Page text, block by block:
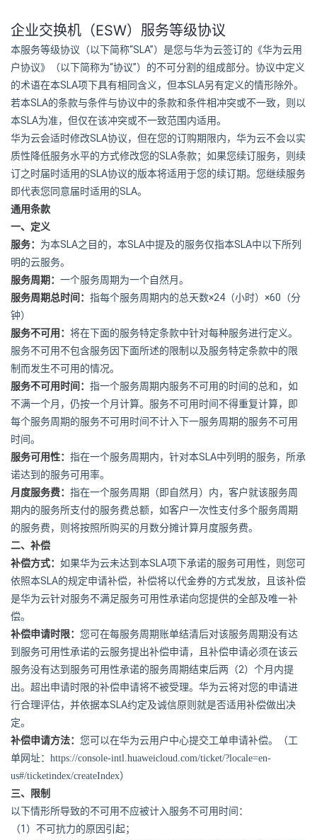
企业交换机（ESW）服务等级协议
本服务等级协议（以下简称“SLA”）是您与华为云签订的《华为云用
户协议》（以下简称为“协议”）的不可分割的组成部分。协议中定义
的术语在本SLA项下具有相同含义，但本SLA另有定义的情形除外。
若本SLA的条款与条件与协议中的条款和条件相冲突或不一致，则以
本SLA为准，但仅在该冲突或不一致范围内适用。
华为云会适时修改SLA协议，但在您的订购期限内，华为云不会以实
质性降低服务水平的方式修改您的SLA条款；如果您续订服务，则续
订之时届时适用的SLA协议的版本将适用于您的续订期。您继续服务
即代表您同意届时适用的SLA。
通用条款
一、定义
服务： 为本SLA之目的，本SLA中提及的服务仅指本SLA中以下所列
明的云服务。
服务周期： 一个服务周期为一个自然月。
服务周期总时间： 指每个服务周期内的总天数×24 （小时） ×60 （分
钟）
服务不可用： 将在下面的服务特定条款中针对每种服务进行定义。
服务不可用不包含服务因下面所述的限制以及服务特定条款中的限
制而发生不可用的情况。
服务不可用时间： 指一个服务周期内服务不可用的时间的总和，如
不满一个月，仍按一个月计算。服务不可用时间不得重复计算，即
每个服务周期的服务不可用时间不计入下一服务周期的服务不可用
时间。
服务可用性： 指在一个服务周期内，针对本SLA中列明的服务，所承
诺达到的服务可用率。
月度服务费： 指在一个服务周期（即自然月）内，客户就该服务周
期内的服务所支付的服务费总额，如客户一次性支付多个服务周期
的服务费，则将按照所购买的月数分摊计算月度服务费。
二、补偿
补偿方式： 如果华为云未达到本SLA项下承诺的服务可用性，则您可
依照本SLA的规定申请补偿，补偿将以代金券的方式发放，且该补偿
是华为云针对服务不满足服务可用性承诺向您提供的全部及唯一补
偿。
补偿申请时限： 您可在每服务周期账单结清后对该服务周期没有达
到服务可用性承诺的云服务提出补偿申请，且补偿申请必须在该云
服务没有达到服务可用性承诺的服务周期结束后两（2）个月内提
出。超出申请时限的补偿申请将不被受理。华为云将对您的申请进
行合理评估，并依据本SLA约定及诚信原则就是否适用补偿做出决
定。
补偿申请方法： 您可以在华为云用户中心提交工单申请补偿。（工
单网址： https://console-intl.huaweicloud.com/ticket/?locale=en-
us#/ticketindex/createIndex）
三、限制
以下情形所导致的不可用不应被计入服务不可用时间：
（1） 不可抗力的原因引起；